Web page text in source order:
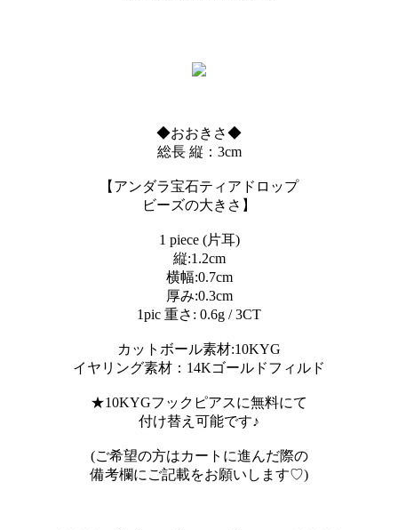
◆おおきさ◆
総長 縦：3cm
【アンダラ宝石ティアドロップ
ビーズの大きさ】
1 piece (片耳)
縦:1.2cm
横幅:0.7cm
厚み:0.3cm
1pic 重さ: 0.6g / 3CT
カットボール素材:10KYG
イヤリング素材：14Kゴールドフィルド
★10KYGフックピアスに無料にて
付け替え可能です♪
(ご希望の方はカートに進んだ際の
備考欄にご記載をお願いします♡)